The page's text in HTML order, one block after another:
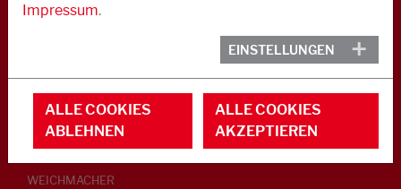
GLEITMITTEL
PEPTISATOREN
KLEBRIGMACHER / HOMOGENISATOREN
WEICHMACHER
Impressum.
EINSTELLUNGEN
ALLE COOKIES
ABLEHNEN
ALLE COOKIES
AKZEPTIEREN